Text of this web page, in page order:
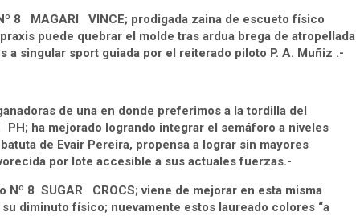
8 MAGARI VINCE; prodigada zaina de escueto físico
puede quebrar el molde tras ardua brega de atropellada
singular sport guiada por el reiterado piloto P. A. Muñiz .-
de una en donde preferimos a la tordilla del
ha mejorado logrando integrar el semáforo a niveles
de Evair Pereira, propensa a lograr sin mayores
por lote accesible a sus actuales fuerzas.-
8 SUGAR CROCS; viene de mejorar en esta misma
diminuto físico; nuevamente estos laureado colores “a